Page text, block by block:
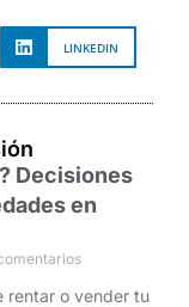
LINKEDIN
Decisiones
en
rentar o vender tu